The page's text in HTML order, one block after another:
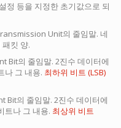
정 등을 지정한 초기값으로 되
Unit의 줄임말. 네
킷 양.
Bit의 줄임말. 2진수 데이터에
나 그 내용. 최하위 비트 (LSB)
Bit의 줄임말. 2진수 데이터에
트나 그 내용. 최상위 비트